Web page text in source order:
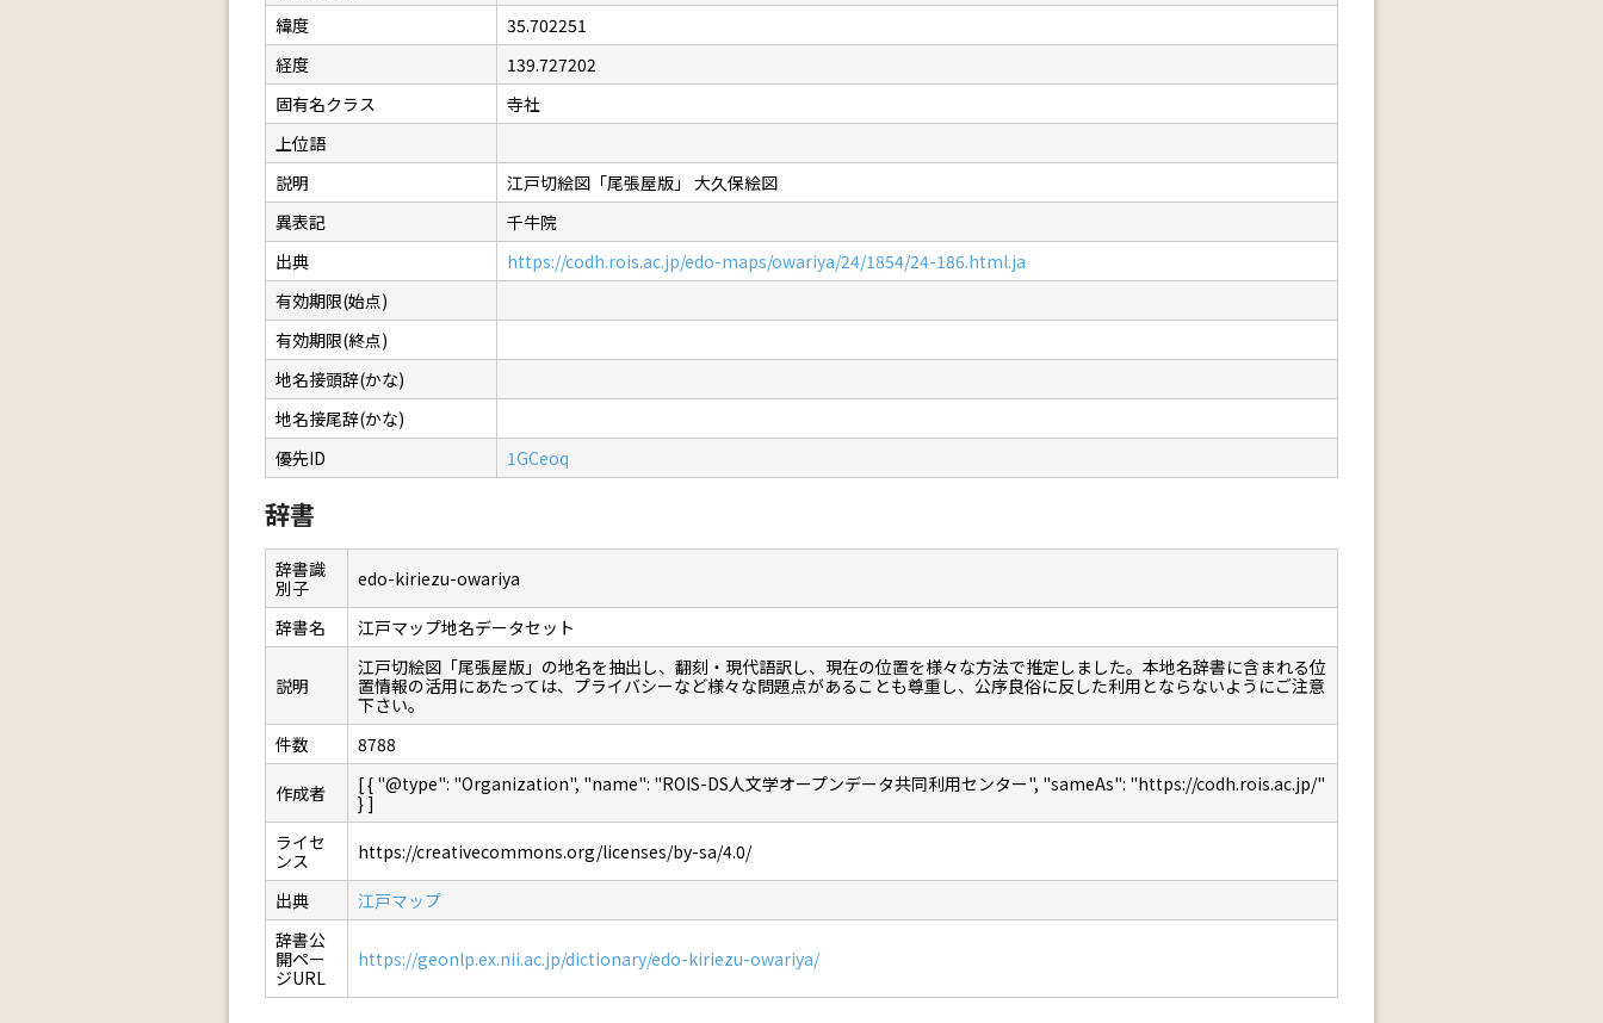
緯度
35.702251
経度
139.727202
固有名クラス
寺社
上位語
説明
江戸切絵図「尾張屋版」 大久保絵図
異表記
千牛院
出典
https://codh.rois.ac.jp/edo-maps/owariya/24/1854/24-186.html.ja
有効期限(始点)
有効期限(終点)
地名接頭辞(かな)
地名接尾辞(かな)
優先ID
1GCeoq
辞書
辞書識
別子
edo-kiriezu-owariya
辞書名 江戸マップ地名データセット
説明
江戸切絵図「尾張屋版」の地名を抽出し、翻刻・現代語訳し、現在の位置を様々な方法で推定しました。本地名辞書に含まれる位
置情報の活用にあたっては、プライバシーなど様々な問題点があることも尊重し、公序良俗に反した利用とならないようにご注意
下さい。
件数
8788
作成者
[ { "@type": "Organization", "name": "ROIS-DS人文学オープンデータ共同利用センター", "sameAs": "https://codh.rois.ac.jp/"
} ]
ライセ
ンス
https://creativecommons.org/licenses/by-sa/4.0/
出典
江戸マップ
辞書公
開ペー
ジURL
https://geonlp.ex.nii.ac.jp/dictionary/edo-kiriezu-owariya/